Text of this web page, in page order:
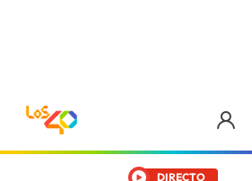
DIRECTO